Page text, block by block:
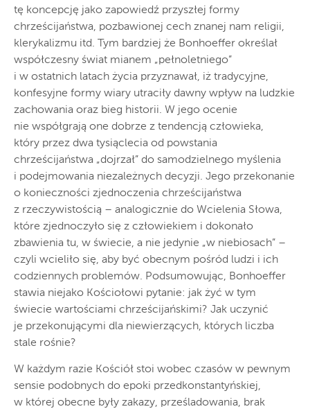
tę koncepcję jako zapowiedź przyszłej formy
chrześcijaństwa, pozbawionej cech znanej nam religii,
klerykalizmu itd. Tym bardziej że Bonhoeffer określał
współczesny świat mianem „pełnoletniego”
i w ostatnich latach życia przyznawał, iż tradycyjne,
konfesyjne formy wiary utraciły dawny wpływ na ludzkie
zachowania oraz bieg historii. W jego ocenie
nie współgrają one dobrze z tendencją człowieka,
który przez dwa tysiąclecia od powstania
chrześcijaństwa „dojrzał” do samodzielnego myślenia
i podejmowania niezależnych decyzji. Jego przekonanie
o konieczności zjednoczenia chrześcijaństwa
z rzeczywistością – analogicznie do Wcielenia Słowa,
które zjednoczyło się z człowiekiem i dokonało
zbawienia tu, w świecie, a nie jedynie „w niebiosach” –
czyli wcieliło się, aby być obecnym pośród ludzi i ich
codziennych problemów. Podsumowując, Bonhoeffer
stawia niejako Kościołowi pytanie: jak żyć w tym
świecie wartościami chrześcijańskimi? Jak uczynić
je przekonującymi dla niewierzących, których liczba
stale rośnie?
W każdym razie Kościół stoi wobec czasów w pewnym
sensie podobnych do epoki przedkonstantyńskiej,
w której obecne były zakazy, prześladowania, brak